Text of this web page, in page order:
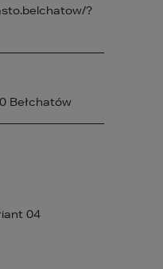
?
Bełchatów
04